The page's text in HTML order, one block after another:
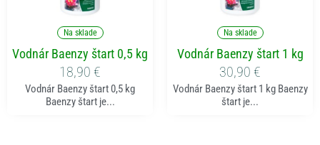
Pridať do košíka
Na sklade
Vodnár Baenzy štart 0,5 kg
18,90 €
Vodnár Baenzy štart 0,5 kg
Baenzy štart je...
Pridať do košíka
Na sklade
Vodnár Baenzy štart 1 kg
30,90 €
Vodnár Baenzy štart 1 kg Baenzy
štart je...